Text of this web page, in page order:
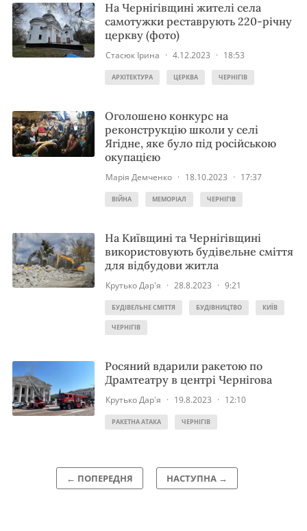
На Чернігівщині жителі села
самотужки реставрують 220-річну
церкву (фото)
Стасюк Ірина · 4.12.2023 · 18:53
АРХІТЕКТУРА ЦЕРКВА ЧЕРНІГІВ
Оголошено конкурс на
реконструкцію школи у селі
Ягідне, яке було під російською
окупацією
Марія Демченко · 18.10.2023 · 17:37
ВІЙНА МЕМОРІАЛ ЧЕРНІГІВ
На Київщині та Чернігівщині
використовують будівельне сміття
для відбудови житла
Крутько Дар'я · 28.8.2023 · 9:21
БУДІВЕЛЬНЕ СМІТТЯ БУДІВНИЦТВО КИЇВ
ЧЕРНІГІВ
Росяний вдарили ракетою по
Драмтеатру в центрі Чернігова
Крутько Дар'я · 19.8.2023 · 12:10
РАКЕТНА АТАКА ЧЕРНІГІВ
← ПОПЕРЕДНЯ НАСТУПНА →